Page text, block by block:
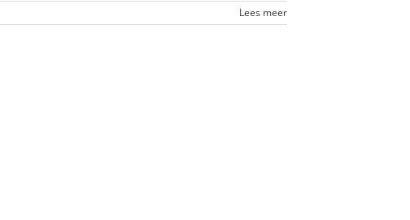
Lees meer